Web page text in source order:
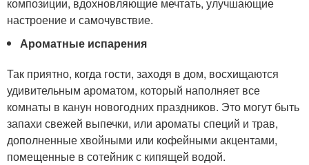
настроение и самочувствие.
Ароматные испарения
Так приятно, когда гости, заходя в дом, восхищаются
удивительным ароматом, который наполняет все
комнаты в канун новогодних праздников. Это могут быть
запахи свежей выпечки, или ароматы специй и трав,
дополненные хвойными или кофейными акцентами,
помещенные в сотейник с кипящей водой.